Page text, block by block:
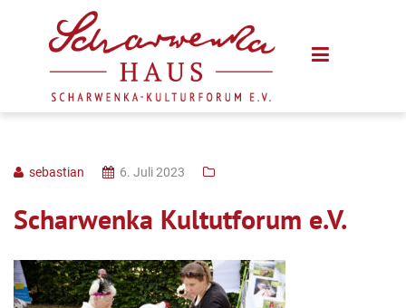
sebastian 6. Juli 2023
Scharwenka Kultutforum e.V.